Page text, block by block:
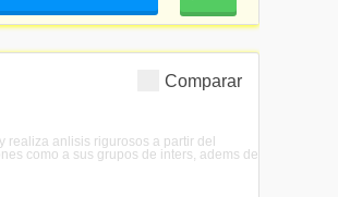
Comparar
realiza anlisis rigurosos a partir del
como a sus grupos de inters, adems de